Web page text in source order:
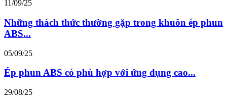
11/09/25
Những thách thức thường gặp trong khuôn ép phun
ABS...
05/09/25
Ép phun ABS có phù hợp với ứng dụng cao...
29/08/25